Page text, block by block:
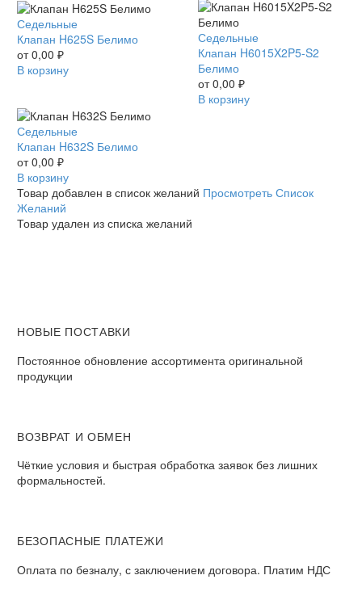
Клапан
H625S
Белимо
Седельные
Клапан H625S Белимо
от0,00 ₽
В корзину
Клапан
H6015X2P5-
S2
Белимо
Седельные
Клапан H6015X2P5-S2
Белимо
от0,00 ₽
В корзину
Клапан
H632S
Белимо
Седельные
Клапан H632S Белимо
от0,00 ₽
В корзину
Товар добавлен в список желаний Просмотреть Список
Желаний
Товар удален из списка желаний
НОВЫЕ ПОСТАВКИ
Постоянное обновление ассортимента оригинальной
продукции
ВОЗВРАТ И ОБМЕН​
Чёткие условия и быстрая обработка заявок без лишних
формальностей.​
БЕЗОПАСНЫЕ ПЛАТЕЖИ​
Оплата по безналу, с заключением договора. Платим НДС​